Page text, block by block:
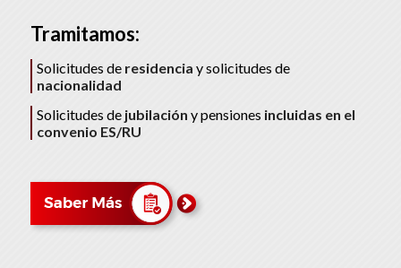
Tramitamos:
Solicitudes de residencia y solicitudes de
nacionalidad
Solicitudes de jubilación y pensiones incluidas en el
convenio ES/RU